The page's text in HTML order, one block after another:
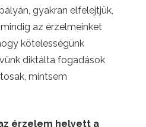
gyakran elfelejtjük,
az érzelmeinket
kötelességünk
diktálta fogadások
mintsem
érzelem helyett a